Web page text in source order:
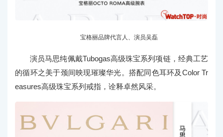
宝格丽品牌代言人、演员吴磊
演员马思纯佩戴Tubogas高级珠宝系列项链，经典工艺
的循环之美于颈间映现璀璨华光。搭配同色耳环及Color Tr
easures高级珠宝系列戒指，诠释卓然风采。